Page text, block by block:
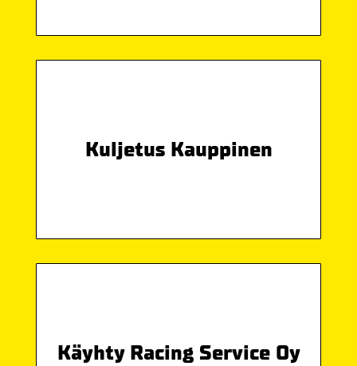
Kuljetus Kauppinen
Käyhty Racing Service Oy